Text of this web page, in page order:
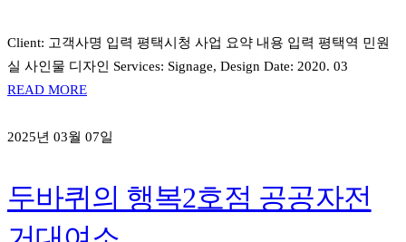
Client: 고객사명 입력 평택시청 사업 요약 내용 입력 평택역 민원
실 사인물 디자인 Services: Signage, Design Date: 2020. 03
READ MORE
2025년 03월 07일
두바퀴의 행복2호점 공공자전